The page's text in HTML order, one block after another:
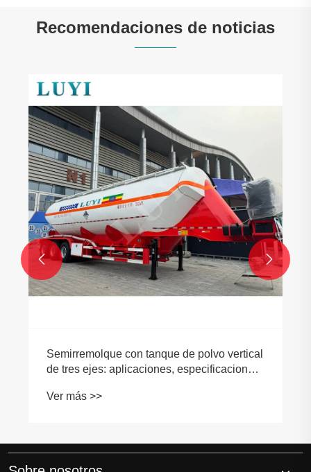
Recomendaciones de noticias
La lista de verificación completa de
mantenimiento de remolques de plataforma
baja [ampliar la vida útil y la seguridad]
Ver más >>
 